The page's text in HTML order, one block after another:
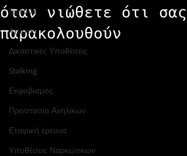
Έρευνα
Απιστία
Δικαστικές Υποθέσεις
Stalking
Εκφοβισμός
Προστασία Ανηλίκων
Εταιρική έρευνα
Υποθέσεις Ναρκωτικών
όταν νιώθετε ότι σας
παρακολουθούν